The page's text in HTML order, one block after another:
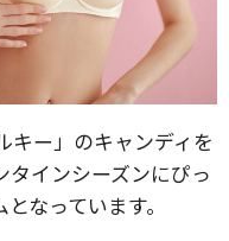
キー」のキャンディを
インシーズンにぴっ
なっています。